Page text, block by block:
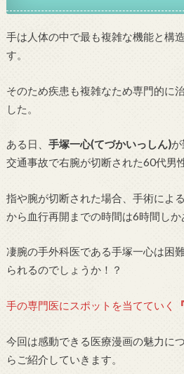
手は人体の中で最も複雑な機能と構
す。
そのため疾患も複雑なため専門的に
した。
ある日、 手塚一心(てづかいっしん)が
交通事故で右腕が切断された60代男
指や腕が切断された場合、手術によ
から血行再開までの時間は6時間しか
凄腕の手外科医である手塚一心は困
られるのでしょうか！？
手の専門医にスポットを当てていく
今回は感動できる医療漫画の魅力に
らご紹介していきます。